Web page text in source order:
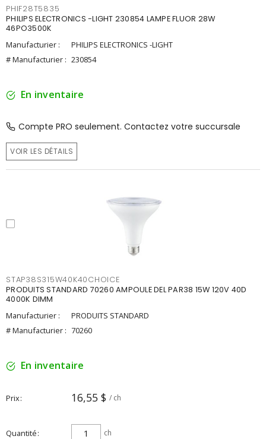
PHIF28T5835
PHILIPS ELECTRONICS -LIGHT 230854 LAMPE FLUOR 28W
46PO3500K
Manufacturier :
PHILIPS ELECTRONICS -LIGHT
# Manufacturier : 230854
En inventaire
Compte PRO seulement. Contactez votre succursale
VOIR LES DÉTAILS
STAP38S315W40K40CHOICE
PRODUITS STANDARD 70260 AMPOULE DEL PAR38 15W 120V 40D
4000K DIMM
Manufacturier :
PRODUITS STANDARD
# Manufacturier : 70260
En inventaire
Prix 16,55 $ / ch
Quantité ch